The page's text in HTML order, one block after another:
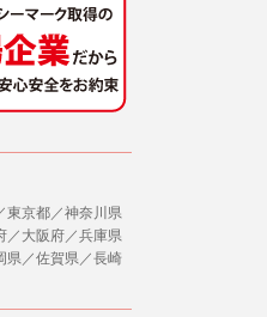
サービス等が利用できない場合があり
を閲覧・利用していただくためにクッ
加又は削除，利用の停止，消去及び第三
。また当社の個人情報の取り扱いに関
東京都／神奈川県
／大阪府／兵庫県
県／佐賀県／長崎